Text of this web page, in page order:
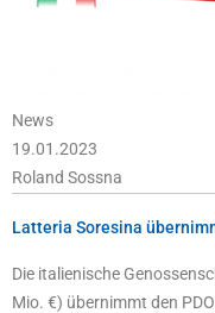
News
19.01.2023
Roland Sossna
Latteria Soresina
Die italienische
Mio. €) übernimmt den